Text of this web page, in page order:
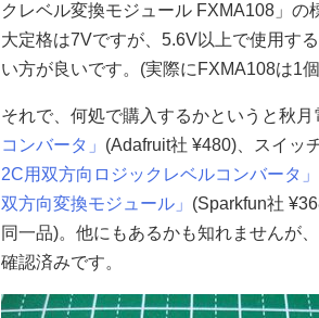
クレベル変換モジュール FXMA108」
大定格は7Vですが、5.6V以上で使用す
い方が良いです。(実際にFXMA108は1
それで、何処で購入するかというと秋月
コンバータ」 (Adafruit社 ¥480)、スイッ
2C用双方向ロジックレベルコンバータ」
双方向変換モジュール」 (Sparkfun社
同一品)。他にもあるかも知れませんが
確認済みです。